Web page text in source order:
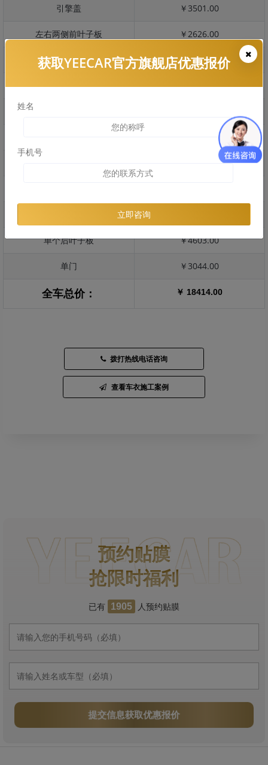
引擎盖 ￥3501.00
左右两侧前叶子板 ￥2626.00
反光镜 ￥525.00
后保险杠 ￥2945.00
￥1793.00
￥2863.00
单个后叶子板 ￥4603.00
单门 ￥3044.00
全车总价： ￥ 18414.00
拨打热线电话咨询
查看车衣施工案例
预约贴膜
抢限时福利
已有 1905 人预约贴膜
提交信息获取优惠报价
获取YEECAR官方旗舰店优惠报价
姓名
手机号
立即咨询